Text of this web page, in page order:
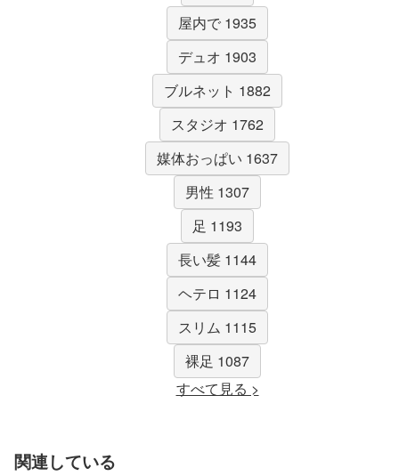
屋内で 1935
デュオ 1903
ブルネット 1882
スタジオ 1762
媒体おっぱい 1637
男性 1307
足 1193
長い髪 1144
ヘテロ 1124
スリム 1115
裸足 1087
すべて見る >
関連している